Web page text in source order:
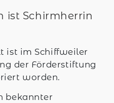
ist Schirmherrin
ist im Schiffweiler
der Förderstiftung
worden.
bekannter